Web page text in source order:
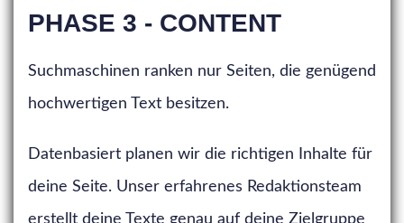
PHASE 3 - CONTENT
Suchmaschinen ranken nur Seiten, die genügend
hochwertigen Text besitzen.
Datenbasiert planen wir die richtigen Inhalte für
deine Seite. Unser erfahrenes Redaktionsteam
erstellt deine Texte genau auf deine Zielgruppe